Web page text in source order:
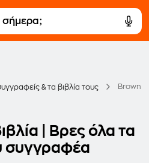
& τα βιβλία τους Brown
| Βρες όλα τα
συγγραφέα